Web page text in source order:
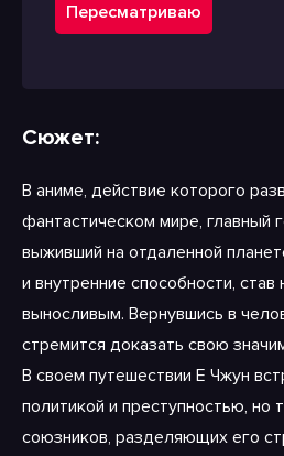
Пересматриваю
Сюжет:
В аниме, действие которого
фантастическом мире, главный
выживший на отдаленной
и внутренние способности,
выносливым. Вернувшись в
стремится доказать свою
В своем путешествии Е Чжун
политикой и преступностью, но
союзников, разделяющих его